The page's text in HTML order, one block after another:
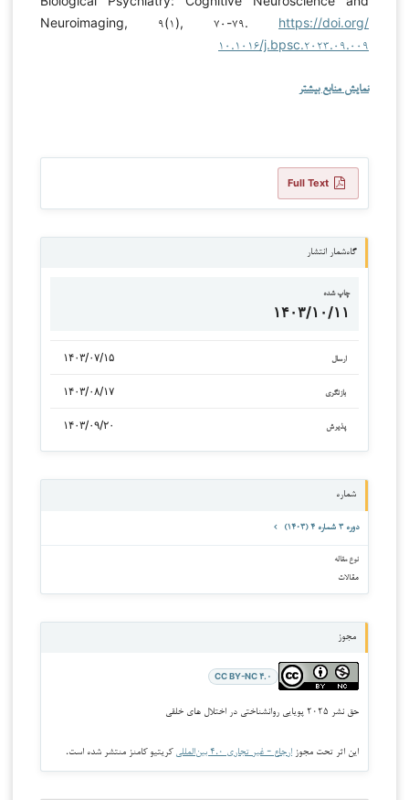
Neuroimaging, ۹(۱), ۷۰-۷۹. https://doi.org/
۱۰.۱۰۱۶/j.bpsc.۲۰۲۳.۰۹.۰۰۹
نمایش منابع بیشتر
Full Text
گاه‌شمار انتشار
چاپ شده
۱۴۰۳/۱۰/۱۱
ارسال ۱۴۰۳/۰۷/۱۵
بازنگری ۱۴۰۳/۰۸/۱۷
پذیرش ۱۴۰۳/۰۹/۲۰
شماره
دوره ۳ شماره ۴ (۱۴۰۳)
نوع مقاله
مقالات
مجوز
CC BY-NC ۴.۰
حق نشر ۲۰۲۵ پویایی روانشناختی در اختلال های خلقی
این اثر تحت مجوز ارجاع - غیر تجاری ۴.۰ بین‌المللی کریتیو کامنز منتشر شده است.